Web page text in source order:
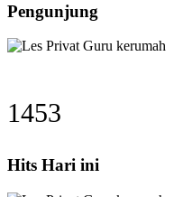
Pengunjung
1453
Hits Hari ini